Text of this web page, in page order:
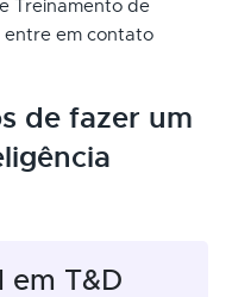
Treinamento de
entre em contato
de fazer um
em T&D